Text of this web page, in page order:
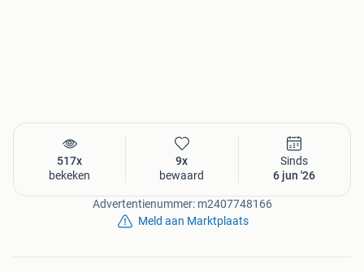
517x
bekeken
9x
bewaard
Sinds
6 jun '26
Advertentienummer: m2407748166
Meld aan Marktplaats